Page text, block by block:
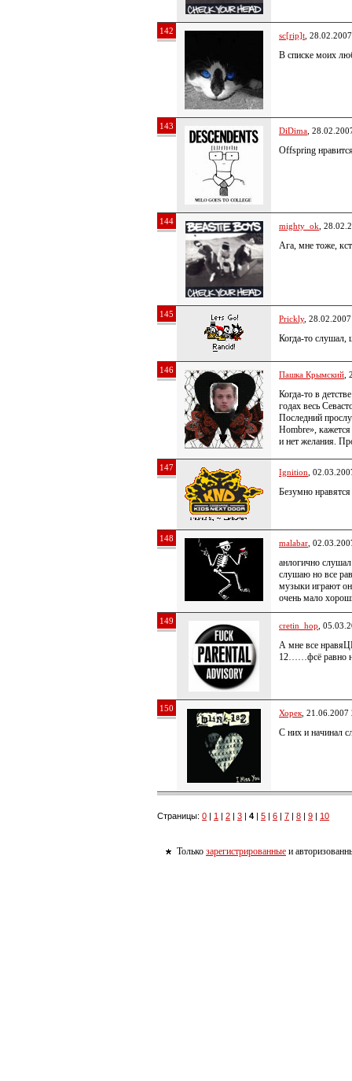
142 sc[rip]t ,
В списке моих
143 DiDima ,
Offspring
144 mighty_ok ,
Ага, мне тоже,
145 Prickly,
Когда-то слушал,
146 Пашка Крымский
Когда-то в
годах весь
Последний
Hombre»,
и нет желания.
147 Ignition ,
Безумно
148 malabar ,
анлогично
слушаю но все
музыки играют
очень мало
149 cretin_hop ,
А мне все
12……фсё равно
150 Хорек ,
С них и начинал
Страницы: 0 | 1 | 2 | 3 | 4 | 5 | 6 | 7 | 8 | 9 | 10
Только зарегистрированные и